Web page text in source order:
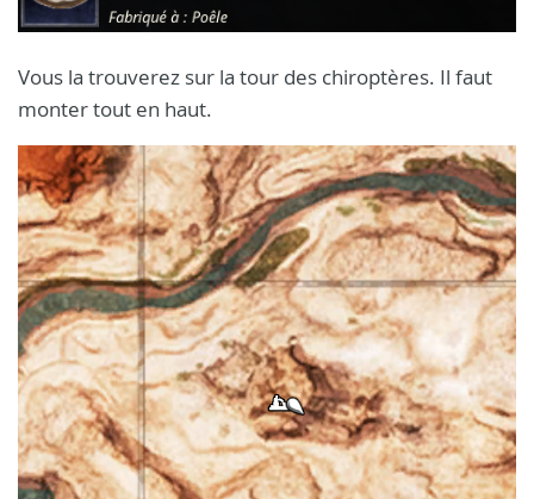
Vous la trouverez sur la tour des chiroptères. Il faut
monter tout en haut.